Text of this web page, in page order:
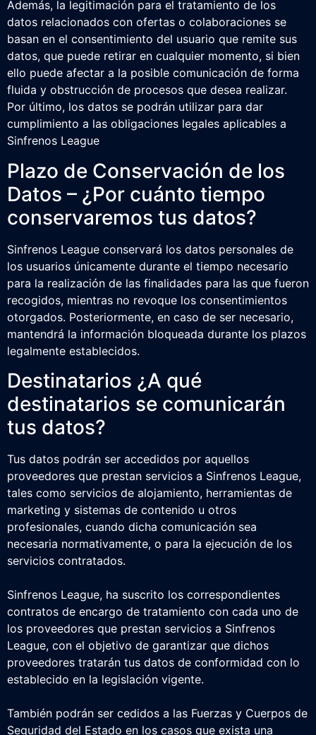
Además, la legitimación para el tratamiento de los
datos relacionados con ofertas o colaboraciones se
basan en el consentimiento del usuario que remite sus
datos, que puede retirar en cualquier momento, si bien
ello puede afectar a la posible comunicación de forma
fluida y obstrucción de procesos que desea realizar.
Por último, los datos se podrán utilizar para dar
cumplimiento a las obligaciones legales aplicables a
Sinfrenos League
Plazo de Conservación de los
Datos – ¿Por cuánto tiempo
conservaremos tus datos?
Sinfrenos League conservará los datos personales de
los usuarios únicamente durante el tiempo necesario
para la realización de las finalidades para las que fueron
recogidos, mientras no revoque los consentimientos
otorgados. Posteriormente, en caso de ser necesario,
mantendrá la información bloqueada durante los plazos
legalmente establecidos.
Destinatarios ¿A qué
destinatarios se comunicarán
tus datos?
Tus datos podrán ser accedidos por aquellos
proveedores que prestan servicios a Sinfrenos League,
tales como servicios de alojamiento, herramientas de
marketing y sistemas de contenido u otros
profesionales, cuando dicha comunicación sea
necesaria normativamente, o para la ejecución de los
servicios contratados.
Sinfrenos League, ha suscrito los correspondientes
contratos de encargo de tratamiento con cada uno de
los proveedores que prestan servicios a Sinfrenos
League, con el objetivo de garantizar que dichos
proveedores tratarán tus datos de conformidad con lo
establecido en la legislación vigente.
También podrán ser cedidos a las Fuerzas y Cuerpos de
Seguridad del Estado en los casos que exista una